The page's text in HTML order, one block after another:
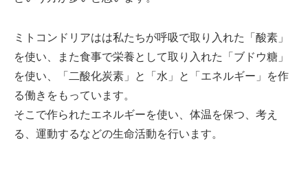
ミトコンドリアはは私たちが呼吸で取り入れた
「酸素」
を使い、また食事で栄養として取り入れた
「ブドウ糖」
を使い、
「二酸化炭素」 と 「水」 と 「エネルギー」
を作
る働きをもっています。
そこで作られたエネルギーを使い、 体温を保つ
考え
る
運動するなどの生命活動を行います。